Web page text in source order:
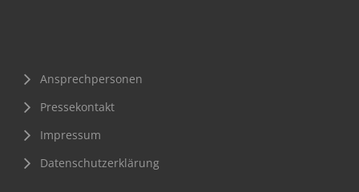
Ansprechpersonen
Pressekontakt
Impressum
Datenschutzerklärung